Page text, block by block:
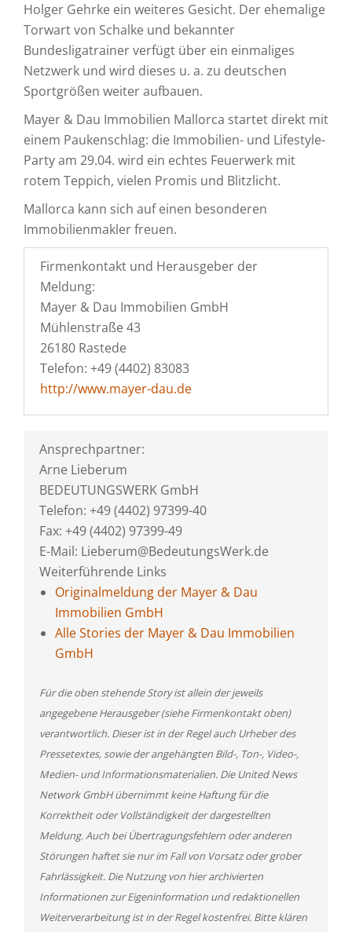
Holger Gehrke ein weiteres Gesicht. Der ehemalige
Torwart von Schalke und bekannter
Bundesligatrainer verfügt über ein einmaliges
Netzwerk und wird dieses u. a. zu deutschen
Sportgrößen weiter aufbauen.
Mayer & Dau Immobilien Mallorca startet direkt mit
einem Paukenschlag: die Immobilien- und Lifestyle-
Party am 29.04. wird ein echtes Feuerwerk mit
rotem Teppich, vielen Promis und Blitzlicht.
Mallorca kann sich auf einen besonderen
Immobilienmakler freuen.
Firmenkontakt und Herausgeber der
Meldung:
Mayer & Dau Immobilien GmbH
Mühlenstraße 43
26180 Rastede
Telefon: +49 (4402) 83083
http://www.mayer-dau.de
Ansprechpartner:
Arne Lieberum
BEDEUTUNGSWERK GmbH
Telefon: +49 (4402) 97399-40
Fax: +49 (4402) 97399-49
E-Mail: Lieberum@BedeutungsWerk.de
Weiterführende Links
Originalmeldung der Mayer & Dau
Immobilien GmbH
Alle Stories der Mayer & Dau Immobilien
GmbH
Für die oben stehende Story ist allein der jeweils
angegebene Herausgeber (siehe Firmenkontakt oben)
verantwortlich. Dieser ist in der Regel auch Urheber des
Pressetextes, sowie der angehängten Bild-, Ton-, Video-,
Medien- und Informationsmaterialien. Die United News
Network GmbH übernimmt keine Haftung für die
Korrektheit oder Vollständigkeit der dargestellten
Meldung. Auch bei Übertragungsfehlern oder anderen
Störungen haftet sie nur im Fall von Vorsatz oder grober
Fahrlässigkeit. Die Nutzung von hier archivierten
Informationen zur Eigeninformation und redaktionellen
Weiterverarbeitung ist in der Regel kostenfrei. Bitte klären